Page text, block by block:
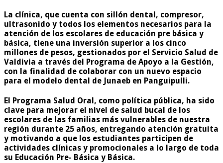
La clínica, que cuenta con sillón dental, compresor,
ultrasonido y todos los elementos necesarios para la
atención de los escolares de educación pre básica y
básica, tiene una inversión superior a los cinco
millones de pesos, gestionados por el Servicio Salud de
Valdivia a través del Programa de Apoyo a la Gestión,
con la finalidad de colaborar con un nuevo espacio
para el modelo dental de Junaeb en Panguipulli.
El Programa Salud Oral, como política pública, ha sido
clave para mejorar el nivel de salud bucal de los
escolares de las familias más vulnerables de nuestra
región durante 25 años, entregando atención gratuita
y motivando a que los estudiantes participen de
actividades clínicas y promocionales a lo largo de toda
su Educación Pre- Básica y Básica.